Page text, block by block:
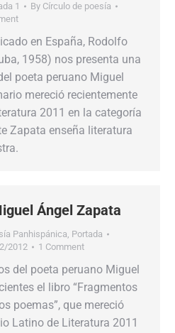
1 By Círculo de poesía
en España, Rodolfo
1958) nos presenta una
poeta peruano Miguel
mereció recientemente
2011 en la categoría
Zapata enseña literatura
Ángel Zapata
Panhispánica, Portada
2012 1 Comment
del poeta peruano Miguel
el libro “Fragmentos
poemas”, que mereció
Latino de Literatura 2011